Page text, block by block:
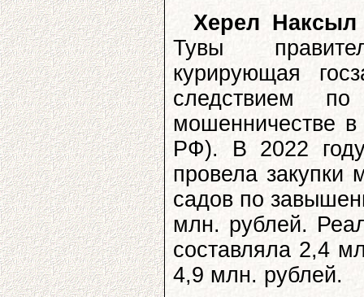
Херел Наксыл
Тувы
курирующая
следствием
мошенничестве
РФ). В 2022
провела закупки
садов по
млн. рублей.
составляла 2,4
4,9 млн. рублей.